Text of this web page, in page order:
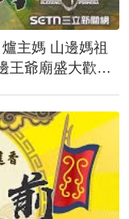
主媽 山邊媽祖
王爺廟盛大歡